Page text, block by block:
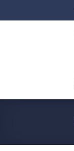
naar